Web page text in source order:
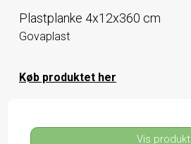
Plastplanke 4x12x360 cm
Govaplast
Køb produktet her
Vis produkt